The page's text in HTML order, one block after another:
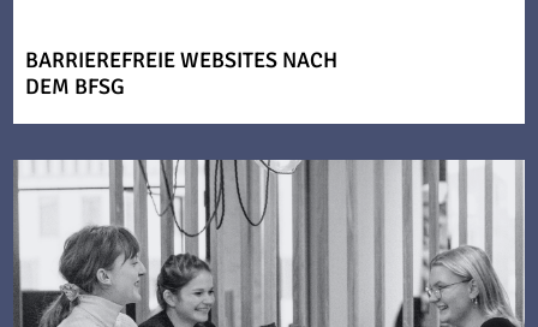
BARRIEREFREIE WEBSITES NACH
DEM BFSG